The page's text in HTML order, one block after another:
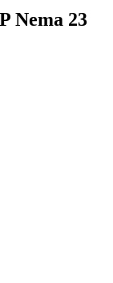
Nema 23